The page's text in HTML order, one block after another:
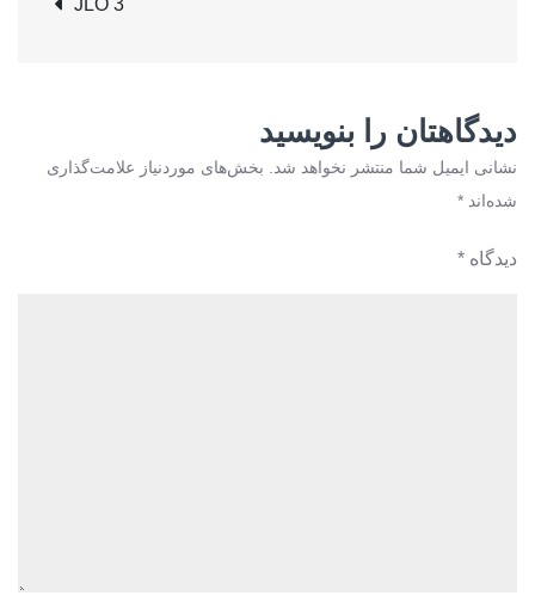
JLO 3
دیدگاهتان را بنویسید
نشانی ایمیل شما منتشر نخواهد شد.
بخش‌های موردنیاز علامت‌گذاری
شده‌اند *
دیدگاه *